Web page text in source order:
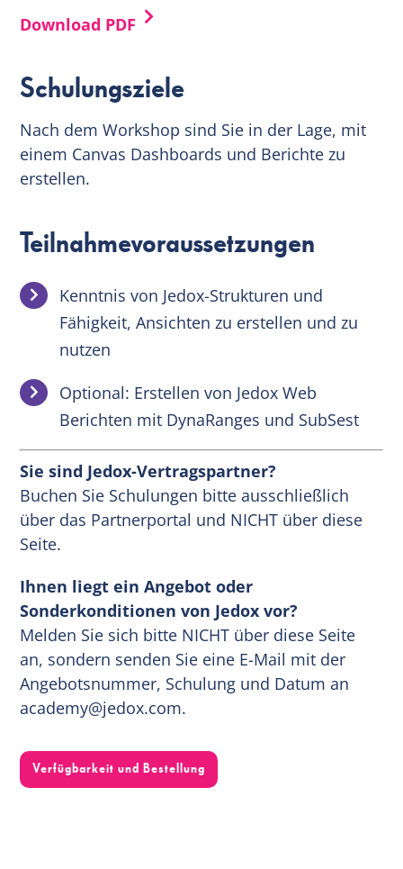
Download PDF
Schulungsziele
Nach dem Workshop sind Sie in der Lage, mit
einem Canvas Dashboards und Berichte zu
erstellen.
Teilnahmevoraussetzungen
Kenntnis von Jedox-Strukturen und
Fähigkeit, Ansichten zu erstellen und zu
nutzen
Optional: Erstellen von Jedox Web
Berichten mit DynaRanges und SubSest
Sie sind Jedox-Vertragspartner?
Buchen Sie Schulungen bitte ausschließlich
über das Partnerportal und NICHT über diese
Seite.
Ihnen liegt ein Angebot oder
Sonderkonditionen von Jedox vor?
Melden Sie sich bitte NICHT über diese Seite
an, sondern senden Sie eine E-Mail mit der
Angebotsnummer, Schulung und Datum an
academy@jedox.com.
Verfügbarkeit und Bestellung